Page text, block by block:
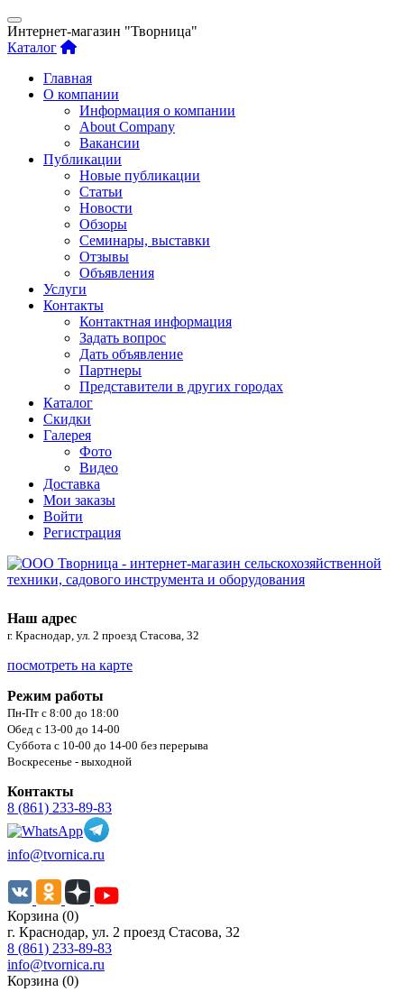
Интернет-магазин "Творница"
Каталог
Главная
О компании
Информация о компании
About Company
Вакансии
Публикации
Новые публикации
Статьи
Новости
Обзоры
Семинары, выставки
Отзывы
Объявления
Услуги
Контакты
Контактная информация
Задать вопрос
Дать объявление
Партнеры
Представители в других городах
Каталог
Скидки
Галерея
Фото
Видео
Доставка
Мои заказы
Войти
Регистрация
Наш адрес
г. Краснодар, ул. 2 проезд Стасова, 32
посмотреть на карте
Режим работы
Пн-Пт с 8:00 до 18:00
Обед с 13-00 до 14-00
Суббота с 10-00 до 14-00 без перерыва
Воскресенье - выходной
Контакты
8 (861) 233-89-83
info@tvornica.ru
Корзина (0)
г. Краснодар, ул. 2 проезд Стасова, 32
8 (861) 233-89-83
info@tvornica.ru
Корзина (0)